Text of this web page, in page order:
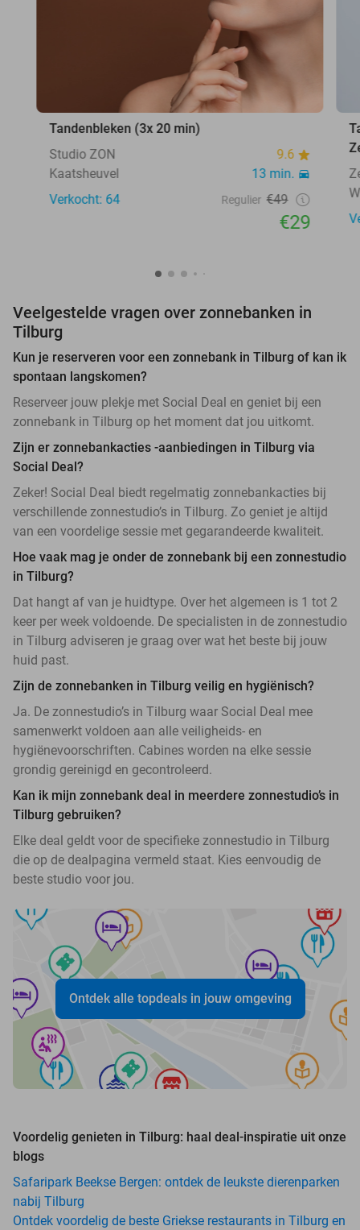
Tandenbleken (3x 20 min)
Studio ZON
9.6
Kaatsheuvel
13 min.
Verkocht: 64
Regulier €49
€29
Veelgestelde vragen over zonnebanken in
Tilburg
Kun je reserveren voor een zonnebank in Tilburg of kan ik
spontaan langskomen?
Reserveer jouw plekje met Social Deal en geniet bij een
zonnebank in Tilburg op het moment dat jou uitkomt.
Zijn er zonnebankacties -aanbiedingen in Tilburg via
Social Deal?
Zeker! Social Deal biedt regelmatig zonnebankacties bij
verschillende zonnestudio’s in Tilburg. Zo geniet je altijd
van een voordelige sessie met gegarandeerde kwaliteit.
Hoe vaak mag je onder de zonnebank bij een zonnestudio
in Tilburg?
Dat hangt af van je huidtype. Over het algemeen is 1 tot 2
keer per week voldoende. De specialisten in de zonnestudio
in Tilburg adviseren je graag over wat het beste bij jouw
huid past.
Zijn de zonnebanken in Tilburg veilig en hygiënisch?
Ja. De zonnestudio’s in Tilburg waar Social Deal mee
samenwerkt voldoen aan alle veiligheids- en
hygiënevoorschriften. Cabines worden na elke sessie
grondig gereinigd en gecontroleerd.
Kan ik mijn zonnebank deal in meerdere zonnestudio’s in
Tilburg gebruiken?
Elke deal geldt voor de specifieke zonnestudio in Tilburg
die op de dealpagina vermeld staat. Kies eenvoudig de
beste studio voor jou.
Ontdek alle topdeals in jouw omgeving
Voordelig genieten in Tilburg: haal deal-inspiratie uit onze
blogs
Safaripark Beekse Bergen: ontdek de leukste dierenparken
nabij Tilburg
Ontdek voordelig de beste Griekse restaurants in Tilburg en